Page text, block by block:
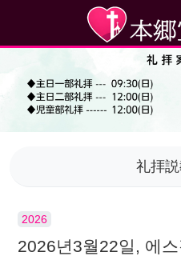
礼拝
2026
2026년3월22일, 에